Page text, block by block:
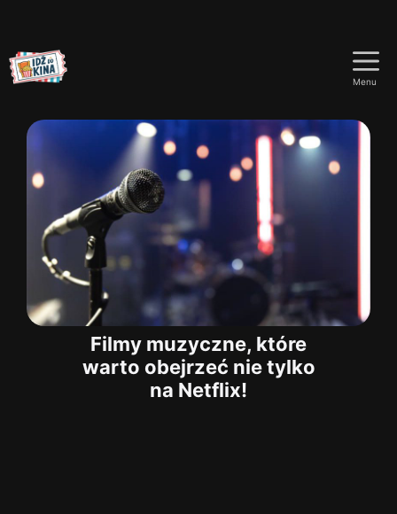
do
treści
Menu
Filmy muzyczne, które
warto obejrzeć nie tylko
na Netflix!